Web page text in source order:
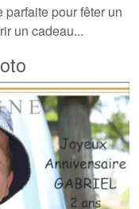
pour fêter un
un cadeau...